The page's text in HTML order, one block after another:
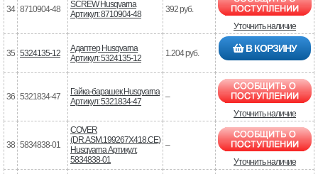
34 8710904-48
SCREW Husqvarna
Артикул: 8710904-48
392 руб.
Уточнить наличие
35 5324135-12
Адаптер Husqvarna
Артикул: 5324135-12
1.204 руб. В КОРЗИНУ
36 5321834-47
Гайка-барашек Husqvarna
Артикул: 5321834-47
–
Уточнить наличие
38 5834838-01
COVER
(DR.ASM.199267X418.CE)
Husqvarna Артикул:
5834838-01
–
Уточнить наличие